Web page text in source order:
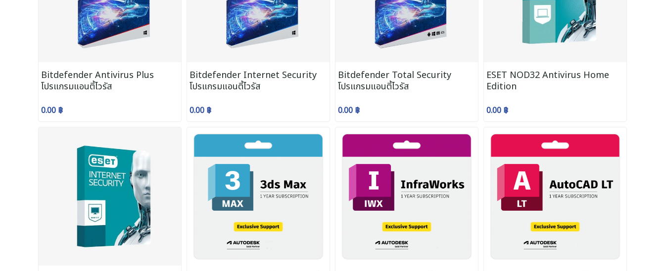
Bitdefender Antivirus Plus
โปรแกรมแอนตี้ไวรัส
0.00 ฿
Bitdefender Internet Security
โปรแกรมแอนตี้ไวรัส
0.00 ฿
Bitdefender Total Security
โปรแกรมแอนตี้ไวรัส
0.00 ฿
ESET NOD32 Antivirus Home
Edition
0.00 ฿